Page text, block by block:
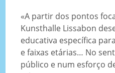
«A partir dos pontos
Kunsthalle Lissabon
educativa específica
e faixas etárias… No
público e num esforço